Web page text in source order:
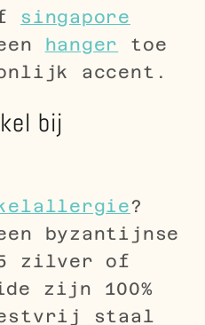
singapore
hanger
toe
accent.
bij
?
byzantijnse
zilver of
zijn 100%
staal